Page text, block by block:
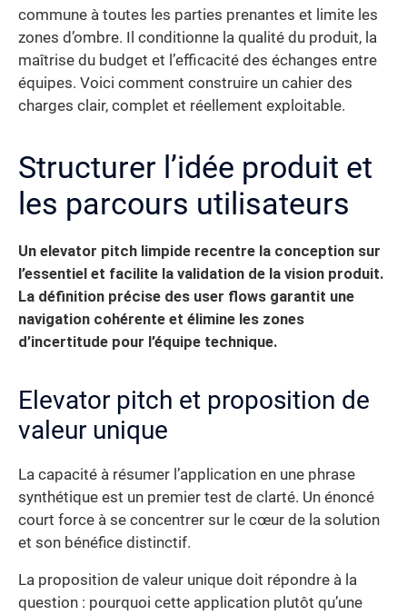
commune à toutes les parties prenantes et limite les
zones d’ombre. Il conditionne la qualité du produit, la
maîtrise du budget et l’efficacité des échanges entre
équipes. Voici comment construire un cahier des
charges clair, complet et réellement exploitable.
Structurer l’idée produit et
les parcours utilisateurs
Un elevator pitch limpide recentre la conception sur
l’essentiel et facilite la validation de la vision produit.
La définition précise des user flows garantit une
navigation cohérente et élimine les zones
d’incertitude pour l’équipe technique.
Elevator pitch et proposition de
valeur unique
La capacité à résumer l’application en une phrase
synthétique est un premier test de clarté. Un énoncé
court force à se concentrer sur le cœur de la solution
et son bénéfice distinctif.
La proposition de valeur unique doit répondre à la
question : pourquoi cette application plutôt qu’une